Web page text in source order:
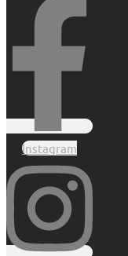
Instagram